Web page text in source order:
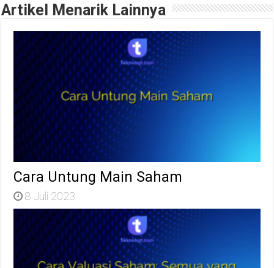
Artikel Menarik Lainnya
Cara Untung Main Saham
8 Juli 2023